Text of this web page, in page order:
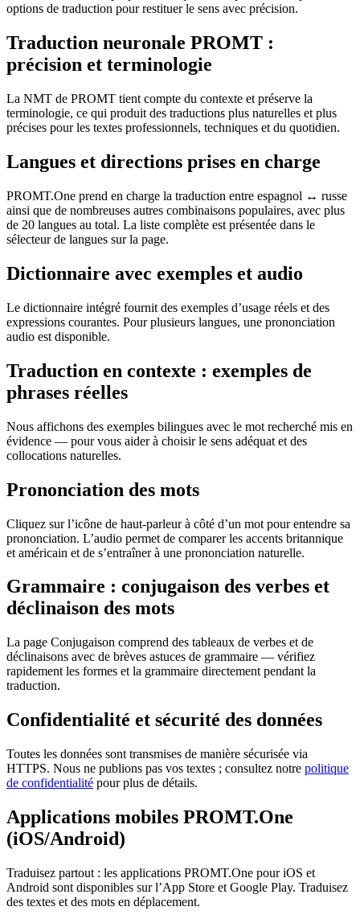
options de traduction pour restituer le sens avec précision.
Traduction neuronale PROMT :
précision et terminologie
La NMT de PROMT tient compte du contexte et préserve la
terminologie, ce qui produit des traductions plus naturelles et plus
précises pour les textes professionnels, techniques et du quotidien.
Langues et directions prises en charge
PROMT.One prend en charge la traduction entre espagnol ↔ russe
ainsi que de nombreuses autres combinaisons populaires, avec plus
de 20 langues au total. La liste complète est présentée dans le
sélecteur de langues sur la page.
Dictionnaire avec exemples et audio
Le dictionnaire intégré fournit des exemples d’usage réels et des
expressions courantes. Pour plusieurs langues, une prononciation
audio est disponible.
Traduction en contexte : exemples de
phrases réelles
Nous affichons des exemples bilingues avec le mot recherché mis en
évidence — pour vous aider à choisir le sens adéquat et des
collocations naturelles.
Prononciation des mots
Cliquez sur l’icône de haut-parleur à côté d’un mot pour entendre sa
prononciation. L’audio permet de comparer les accents britannique
et américain et de s’entraîner à une prononciation naturelle.
Grammaire : conjugaison des verbes et
déclinaison des mots
La page Conjugaison comprend des tableaux de verbes et de
déclinaisons avec de brèves astuces de grammaire — vérifiez
rapidement les formes et la grammaire directement pendant la
traduction.
Confidentialité et sécurité des données
Toutes les données sont transmises de manière sécurisée via
HTTPS. Nous ne publions pas vos textes ; consultez notre politique
de confidentialité pour plus de détails.
Applications mobiles PROMT.One
(iOS/Android)
Traduisez partout : les applications PROMT.One pour iOS et
Android sont disponibles sur l’App Store et Google Play. Traduisez
des textes et des mots en déplacement.